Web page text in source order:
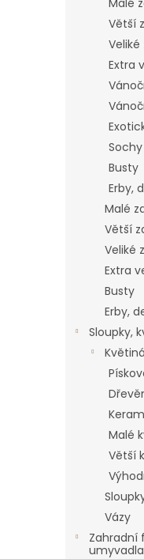
Malé
Větší
Extra
Busty
Erby,
Malé
Větší
Veliké
Extra
Busty
Erby,
Sloupky,
Malé
Větší
Vázy
Zahradní